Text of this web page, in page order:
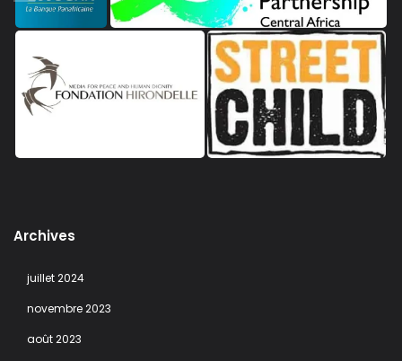
Archives
juillet 2024
novembre 2023
août 2023